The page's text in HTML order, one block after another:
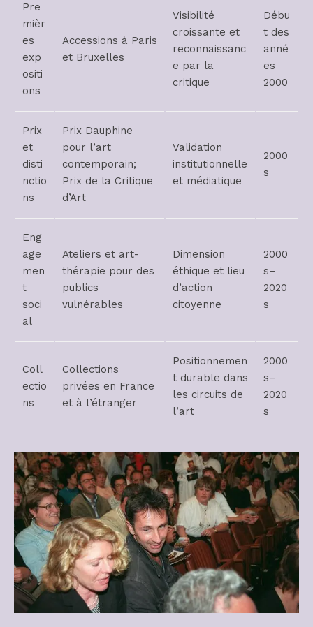
Pre
mièr
es
exp
ositi
ons
Accessions à Paris
et Bruxelles
Visibilité
croissante et
reconnaissanc
e par la
critique
Débu
t des
anné
es
2000
Prix
et
disti
nctio
ns
Prix Dauphine
pour l’art
contemporain;
Prix de la Critique
d’Art
Validation
institutionnelle
et médiatique
2000
s
Eng
age
men
t
soci
al
Ateliers et art-
thérapie pour des
publics
vulnérables
Dimension
éthique et lieu
d’action
citoyenne
2000
s–
2020
s
Coll
ectio
ns
Collections
privées en France
et à l’étranger
Positionnemen
t durable dans
les circuits de
l’art
2000
s–
2020
s